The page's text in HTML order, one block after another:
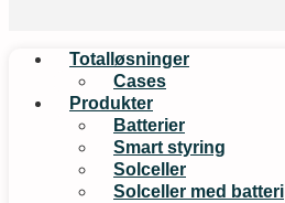
Totalløsninger
Cases
Produkter
Batterier
Smart styring
Solceller
Solceller med batteri